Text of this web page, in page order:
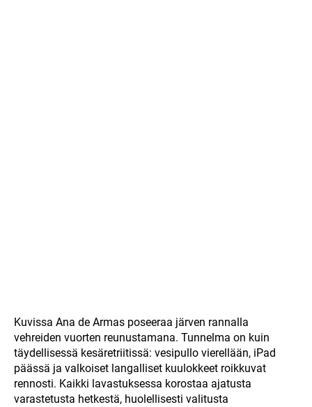
Kuvissa Ana de Armas poseeraa järven rannalla
vehreiden vuorten reunustamana. Tunnelma on kuin
täydellisessä kesäretriitissä: vesipullo vierellään, iPad
päässä ja valkoiset langalliset kuulokkeet roikkuvat
rennosti. Kaikki lavastuksessa korostaa ajatusta
varastetusta hetkestä, huolellisesti valitusta